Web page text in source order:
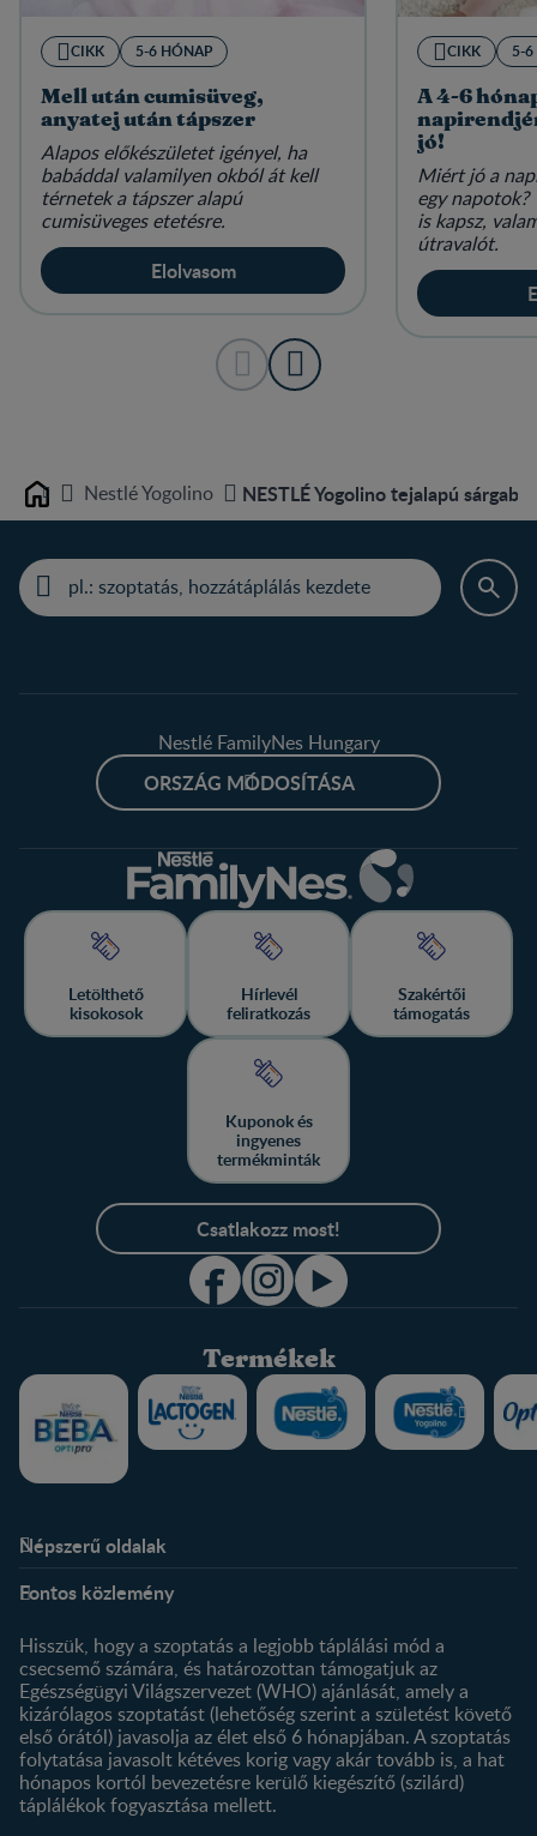
CIKK 5-6 HÓNAP
Mell után cumisüveg,
anyatej után tápszer
Alapos előkészületet igényel, ha
babáddal valamilyen okból át kell
térnetek a tápszer alapú
cumisüveges etetésre.
Elolvasom
CIKK 5-
A 4-6
jó!
Miért jó a
egy napotok?
is kapsz,
útravalót.
Home Nestlé Yogolino NESTLÉ Yogolino tejalapú
Nestlé FamilyNes Hungary
ORSZÁG MÓDOSÍTÁSA
Letölthető
kisokosok
Hírlevél
feliratkozás
Szakértői
támogatás
Kuponok és
ingyenes
termékminták
Csatlakozz most!
Termékek
Népszerű oldalak
Kapcsolat
Történetünk
Profilom
Termékeink
Termék kereső
Fontos közlemény
Hisszük, hogy a szoptatás a legjobb táplálási mód a
csecsemő számára, és határozottan támogatjuk az
Egészségügyi Világszervezet (WHO) ajánlását, amely a
kizárólagos szoptatást (lehetőség szerint a születést követő
első órától) javasolja az élet első 6 hónapjában. A szoptatás
folytatása javasolt kétéves korig vagy akár tovább is, a hat
hónapos kortól bevezetésre kerülő kiegészítő (szilárd)
táplálékok fogyasztása mellett.